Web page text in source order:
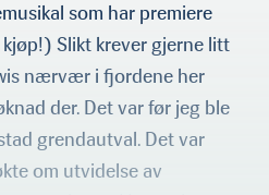
som har premiere
Slikt krever gjerne litt
nærvær i fjordene her
der. Det var før jeg ble
grendautval. Det var
om utvidelse av